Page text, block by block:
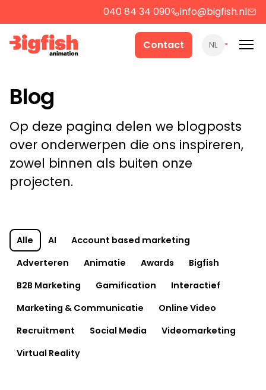
040 84 34 090 info@bigfish.nl
Contact NL
Werk
Producten
Over ons
Strategie
Blog
Op deze pagina delen we blogposts
over onderwerpen die ons inspireren,
zowel binnen als buiten onze
projecten.
Alle AI
Account based marketing
Adverteren
Animatie Awards
Bigfish
B2B Marketing
Gamification
Interactief
Marketing & Communicatie
Online Video
Recruitment
Social Media
Videomarketing
Virtual Reality